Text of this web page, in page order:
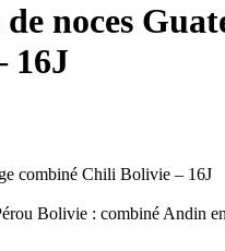
de noces
16J
combiné Chili Bolivie – 16J
Bolivie : combiné Andin